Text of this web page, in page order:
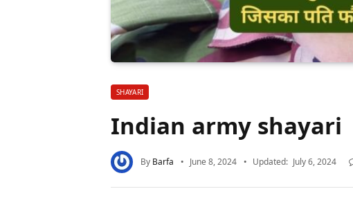
SHAYARI
Indian army shayari
By Barfa June 8, 2024 Updated: July 6, 2024